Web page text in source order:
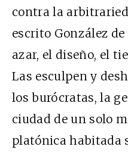
contra la
escrito González de
azar, el diseño, el
Las esculpen y
los burócratas, la
ciudad de un solo
platónica habitada